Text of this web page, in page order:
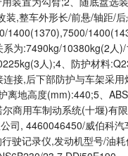
装,整车外形长/前悬/轴距/
1400(1370),7500/
系为:7490kg/10380kg(2人
人);4、防护材料
接,后下部防护与车架采
离地高度(mm):440;5、
商用车制动系统(十堰)有
司, 4460046450/威伯科汽
驶记录仪,发动机型号/油